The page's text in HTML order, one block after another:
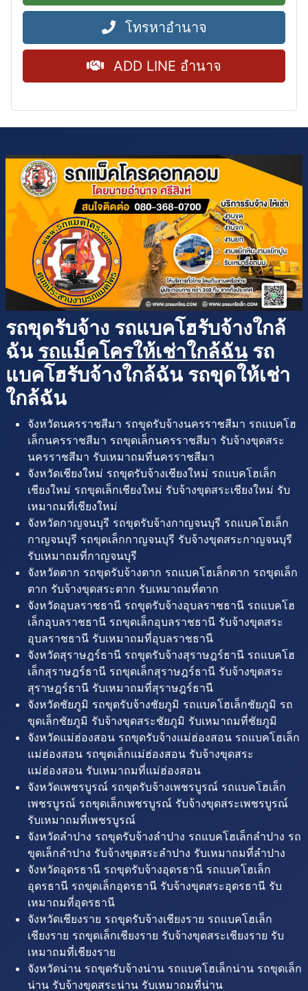
โทรหาอำนาจ
ADD LINE อำนาจ
รถขุดรับจ้าง รถแบคโฮรับจ้างใกล้
ฉัน รถแม็คโครให้เช่าใกล้ฉัน รถ
แบคโฮรับจ้างใกล้ฉัน รถขุดให้เช่า
ใกล้ฉัน
จังหวัดนครราชสีมา รถขุดรับจ้างนครราชสีมา รถแบคโฮ
เล็กนครราชสีมา รถขุดเล็กนครราชสีมา รับจ้างขุดสระ
นครราชสีมา รับเหมาถมที่นครราชสีมา
จังหวัดเชียงใหม่ รถขุดรับจ้างเชียงใหม่ รถแบคโฮเล็ก
เชียงใหม่ รถขุดเล็กเชียงใหม่ รับจ้างขุดสระเชียงใหม่ รับ
เหมาถมที่เชียงใหม่
จังหวัดกาญจนบุรี รถขุดรับจ้างกาญจนบุรี รถแบคโฮเล็ก
กาญจนบุรี รถขุดเล็กกาญจนบุรี รับจ้างขุดสระกาญจนบุรี
รับเหมาถมที่กาญจนบุรี
จังหวัดตาก รถขุดรับจ้างตาก รถแบคโฮเล็กตาก รถขุดเล็ก
ตาก รับจ้างขุดสระตาก รับเหมาถมที่ตาก
จังหวัดอุบลราชธานี รถขุดรับจ้างอุบลราชธานี รถแบคโฮ
เล็กอุบลราชธานี รถขุดเล็กอุบลราชธานี รับจ้างขุดสระ
อุบลราชธานี รับเหมาถมที่อุบลราชธานี
จังหวัดสุราษฎร์ธานี รถขุดรับจ้างสุราษฎร์ธานี รถแบคโฮ
เล็กสุราษฎร์ธานี รถขุดเล็กสุราษฎร์ธานี รับจ้างขุดสระ
สุราษฎร์ธานี รับเหมาถมที่สุราษฎร์ธานี
จังหวัดชัยภูมิ รถขุดรับจ้างชัยภูมิ รถแบคโฮเล็กชัยภูมิ รถ
ขุดเล็กชัยภูมิ รับจ้างขุดสระชัยภูมิ รับเหมาถมที่ชัยภูมิ
จังหวัดแม่ฮ่องสอน รถขุดรับจ้างแม่ฮ่องสอน รถแบคโฮเล็ก
แม่ฮ่องสอน รถขุดเล็กแม่ฮ่องสอน รับจ้างขุดสระ
แม่ฮ่องสอน รับเหมาถมที่แม่ฮ่องสอน
จังหวัดเพชรบูรณ์ รถขุดรับจ้างเพชรบูรณ์ รถแบคโฮเล็ก
เพชรบูรณ์ รถขุดเล็กเพชรบูรณ์ รับจ้างขุดสระเพชรบูรณ์
รับเหมาถมที่เพชรบูรณ์
จังหวัดลำปาง รถขุดรับจ้างลำปาง รถแบคโฮเล็กลำปาง รถ
ขุดเล็กลำปาง รับจ้างขุดสระลำปาง รับเหมาถมที่ลำปาง
จังหวัดอุดรธานี รถขุดรับจ้างอุดรธานี รถแบคโฮเล็ก
อุดรธานี รถขุดเล็กอุดรธานี รับจ้างขุดสระอุดรธานี รับ
เหมาถมที่อุดรธานี
จังหวัดเชียงราย รถขุดรับจ้างเชียงราย รถแบคโฮเล็ก
เชียงราย รถขุดเล็กเชียงราย รับจ้างขุดสระเชียงราย รับ
เหมาถมที่เชียงราย
จังหวัดน่าน รถขุดรับจ้างน่าน รถแบคโฮเล็กน่าน รถขุดเล็ก
น่าน รับจ้างขุดสระน่าน รับเหมาถมที่น่าน